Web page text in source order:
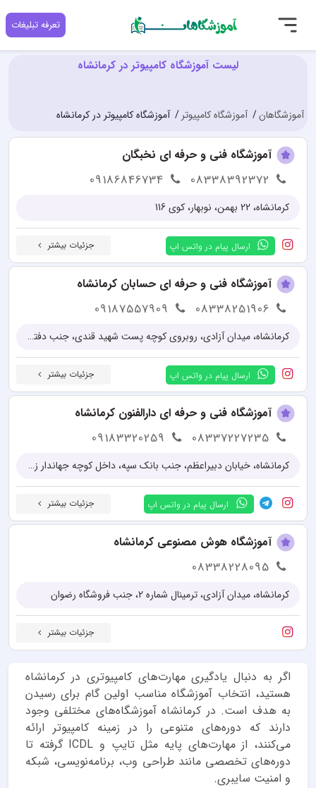
تعرفه تبلیغات
لیست آموزشگاه کامپیوتر در کرمانشاه
آموزشگاهان آموزشگاه کامپیوتر آموزشگاه کامپیوتر در کرمانشاه
آموزشگاه فنی و حرفه ای نخبگان
08338392372
09186846734
کرمانشاه، 22 بهمن، نوبهار، کوی 116
ارسال پیام در واتس اپ جزئیات بیشتر
آموزشگاه فنی و حرفه ای حسابان کرمانشاه
08338251906
09187557909
کرمانشاه، ميدان آزادی، روبروی کوچه پست شهید قندی، جنب دفتر خدماتی، همراه اول آزادی، مجتمع نور، طبقه2 ، واحد 6
ارسال پیام در واتس اپ جزئیات بیشتر
آموزشگاه فنی و حرفه ای دارالفنون کرمانشاه
08337227235
09183320259
کرمانشاه، خیابان دبیراعظم، جنب بانک سپه، داخل کوچه جهاندار زرافشانی (دبیراعظم)
ارسال پیام در واتس اپ جزئیات بیشتر
آموزشگاه هوش مصنوعی کرمانشاه
08338228095
کرمانشاه، میدان آزادی، ترمینال شماره 2، جنب فروشگاه رضوان
جزئیات بیشتر
اگر به دنبال یادگیری مهارت‌های کامپیوتری در کرمانشاه
هستید، انتخاب آموزشگاه مناسب اولین گام برای رسیدن
به هدف است. در کرمانشاه آموزشگاه‌های مختلفی وجود
دارند که دوره‌های متنوعی را در زمینه کامپیوتر ارائه
می‌کنند، از مهارت‌های پایه مثل تایپ و ICDL گرفته تا
دوره‌های تخصصی مانند طراحی وب، برنامه‌نویسی، شبکه
و امنیت سایبری.